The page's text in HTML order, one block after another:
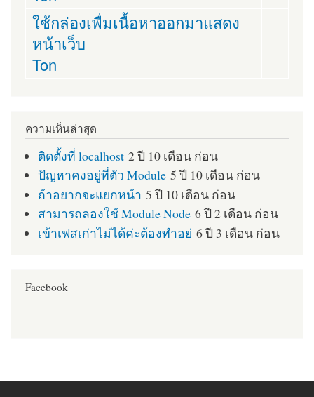
ใช้กล่องเพื่มเนื้อหาออกมาแสดง
หน้าเว็บ
Ton
ความเห็นล่าสุด
ติดตั้งที่ localhost 2 ปี 10 เดือน ก่อน
ปัญหาคงอยู่ที่ตัว Module 5 ปี 10 เดือน ก่อน
ถ้าอยากจะแยกหน้า 5 ปี 10 เดือน ก่อน
สามารถลองใช้ Module Node 6 ปี 2 เดือน ก่อน
เข้าเฟสเก่าไม่ได้ค่ะต้องทำอย่ 6 ปี 3 เดือน ก่อน
Facebook